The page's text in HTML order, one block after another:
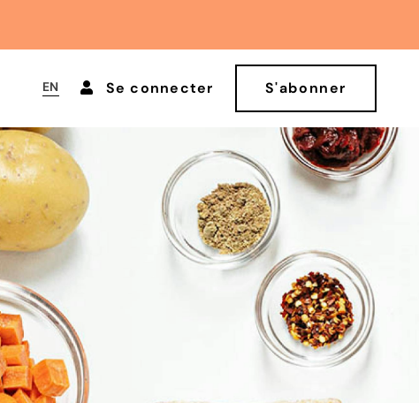
EN Se connecter S'abonner